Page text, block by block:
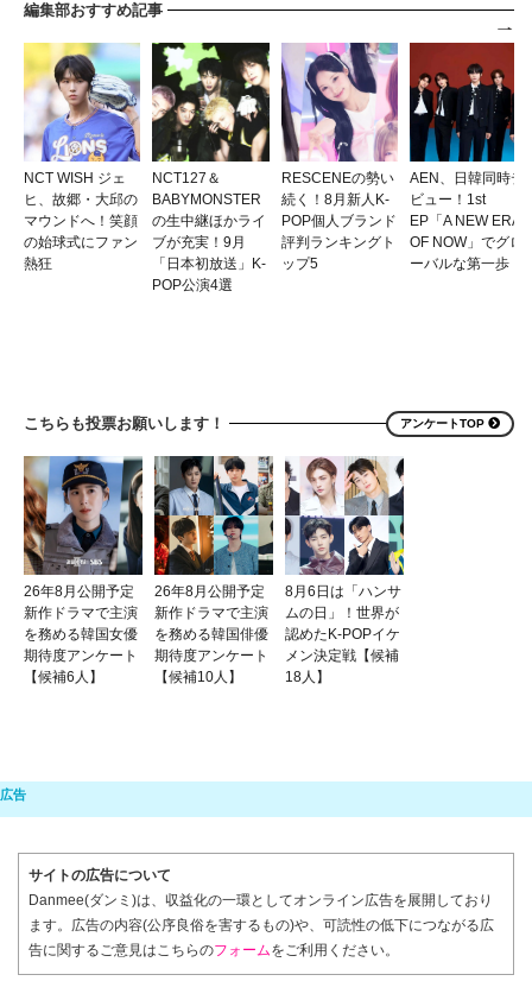
編集部おすすめ記事
NCT WISH ジェ
ヒ、故郷・大邱の
マウンドへ！笑顔
の始球式にファン
熱狂
NCT127＆
BABYMONSTER
の生中継ほかライ
ブが充実！9月
「日本初放送」K-
POP公演4選
RESCENEの勢い
続く！8月新人K-
POP個人ブランド
評判ランキングト
ップ5
AEN、日韓同時デ
ビュー！1st
EP「A NEW ERA
OF NOW」でグロ
ーバルな第一歩
こちらも投票お願いします！ アンケートTOP
26年8月公開予定
新作ドラマで主演
を務める韓国女優
期待度アンケート
【候補6人】
26年8月公開予定
新作ドラマで主演
を務める韓国俳優
期待度アンケート
【候補10人】
8月6日は「ハンサ
ムの日」！世界が
認めたK-POPイケ
メン決定戦【候補
18人】
サイトの広告について
Danmee(ダンミ)は、収益化の一環としてオンライン広告を展開しており
ます。広告の内容(公序良俗を害するもの)や、可読性の低下につながる広
告に関するご意見はこちらのフォームをご利用ください。